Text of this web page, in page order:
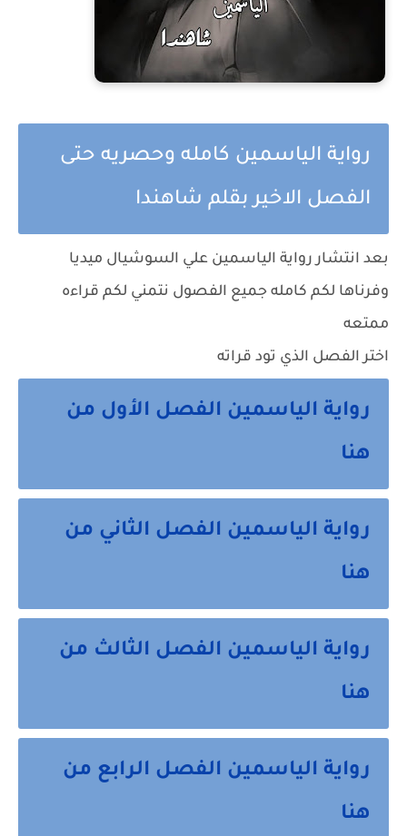
رواية الياسمين كامله وحصريه حتى
الفصل الاخير بقلم شاهندا
بعد انتشار رواية الياسمين علي السوشيال ميديا
وفرناها لكم كامله جميع الفصول نتمني لكم قراءه
ممتعه
اختر الفصل الذي تود قراته
رواية الياسمين الفصل الأول من
هنا
رواية الياسمين الفصل الثاني من
هنا
رواية الياسمين الفصل الثالث من
هنا
رواية الياسمين الفصل الرابع من
هنا